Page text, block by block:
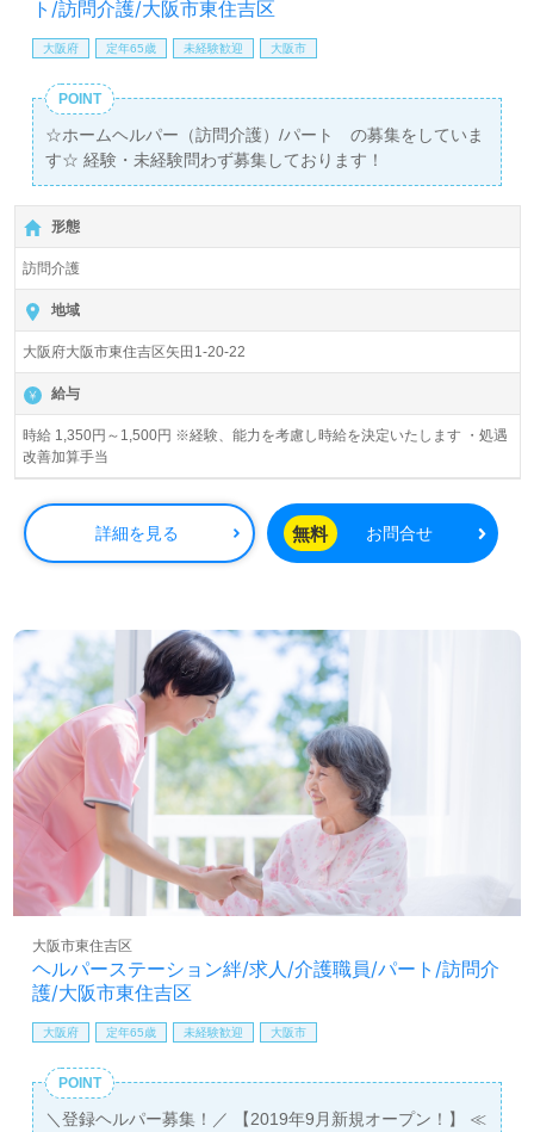
ト/訪問介護/大阪市東住吉区
大阪府 定年65歳 未経験歓迎 大阪市
POINT
☆ホームヘルパー（訪問介護）/パート の募集をしていま
す☆ 経験・未経験問わず募集しております！
形態
訪問介護
地域
大阪府大阪市東住吉区矢田1-20-22
給与
時給 1,350円～1,500円 ※経験、能力を考慮し時給を決定いたします ・処遇
改善加算手当
詳細を見る 無料 お問合せ
ヘルパーステーション絆/求人/介護職員/パート/訪問介
護/大阪市東住吉区
大阪市東住吉区
大阪府 定年65歳 未経験歓迎 大阪市
POINT
＼登録ヘルパー募集！／ 【2019年9月新規オープン！】 ≪